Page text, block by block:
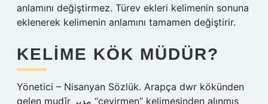
anlamını değiştirmez. Türev ekleri kelimenin sonuna
eklenerek kelimenin anlamını tamamen değiştirir.
KELIME KÖK MÜDÜR?
Yönetici – Nisanyan Sözlük. Arapça dwr kökünden
gelen mudīr مدير “çevirmen” kelimesinden alınmış